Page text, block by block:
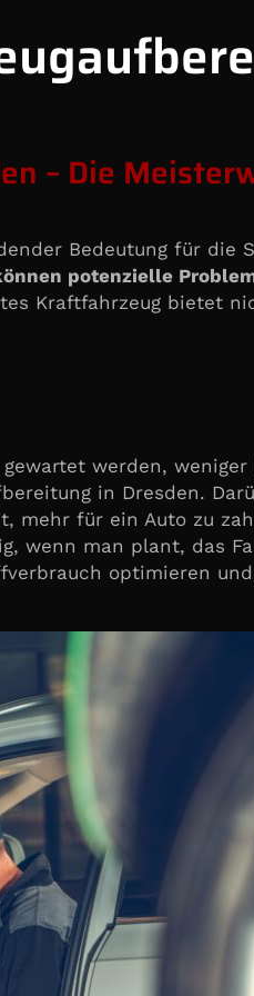
– Die
Bedeutung für die
potenzielle
Kraftfahrzeug bietet
werden,
in Dresden.
mehr für ein Auto zu
wenn man plant, das
optimieren